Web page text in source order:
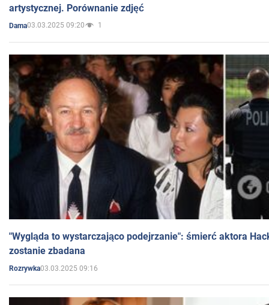
artystycznej. Porównanie zdjęć
Dama03.03.2025 09:20 1
"Wygląda to wystarczająco podejrzanie": śmierć aktora
zostanie zbadana
Rozrywka03.03.2025 09:16